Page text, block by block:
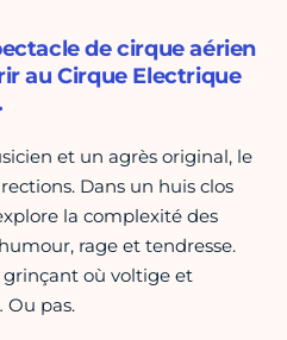
de cirque aérien
au Cirque Electrique
et un agrès original, le
Dans un huis clos
la complexité des
rage et tendresse.
où voltige et
pas.